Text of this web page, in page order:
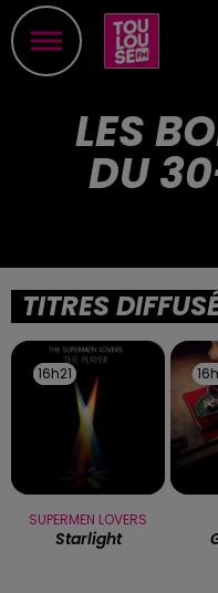
LES
DU
TITRES
16h21
16h21
SUPERMEN LOVERS
Starlight